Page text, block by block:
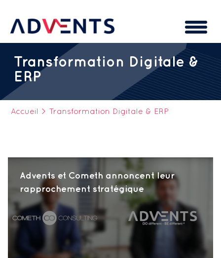
Transformation Digitale &
ERP
Accueil > Transformation Digitale & ERP
Advents et Cometh annoncent leur
rapprochement stratégique